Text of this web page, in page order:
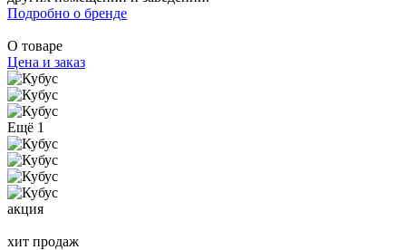
Подробно о бренде
О товаре
Цена и заказ
Ещё 1
акция
хит продаж